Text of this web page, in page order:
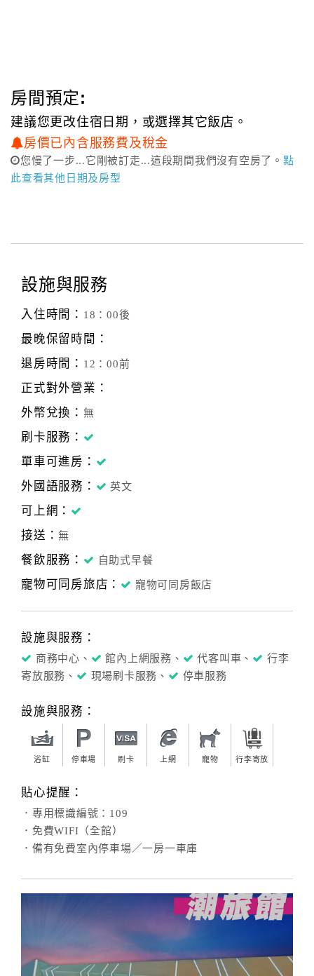
房間預定:
建議您更改住宿日期，或選擇其它飯店。
房價已內含服務費及稅金
您慢了一步...它剛被訂走...這段期間我們沒有空房了。 點
此查看其他日期及房型
設施與服務
入住時間： 18：00後
最晚保留時間：
退房時間： 12：00前
正式對外營業：
外幣兌換： 無
刷卡服務：
單車可進房：
外國語服務：
英文
可上網：
接送：無
餐飲服務： 自助式早餐
寵物可同房旅店： 寵物可同房飯店
設施與服務：
商務中心、 館內上網服務、 代客叫車、
行李
寄放服務、
現場刷卡服務、 停車服務
設施與服務：
浴缸 停車場 刷卡 上網 寵物 行李寄放
貼心提醒：
．專用標識編號：109
．免費WIFI（全館）
．備有免費室內停車場／一房一車庫